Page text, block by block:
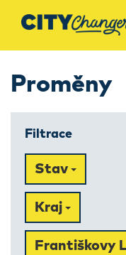
Proměny
Filtrace
Stav
Kraj
Františkovy